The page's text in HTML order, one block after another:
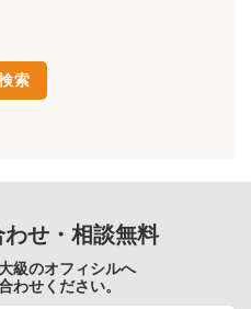
せ・相談無料
級のオフィシルへ
わせください。